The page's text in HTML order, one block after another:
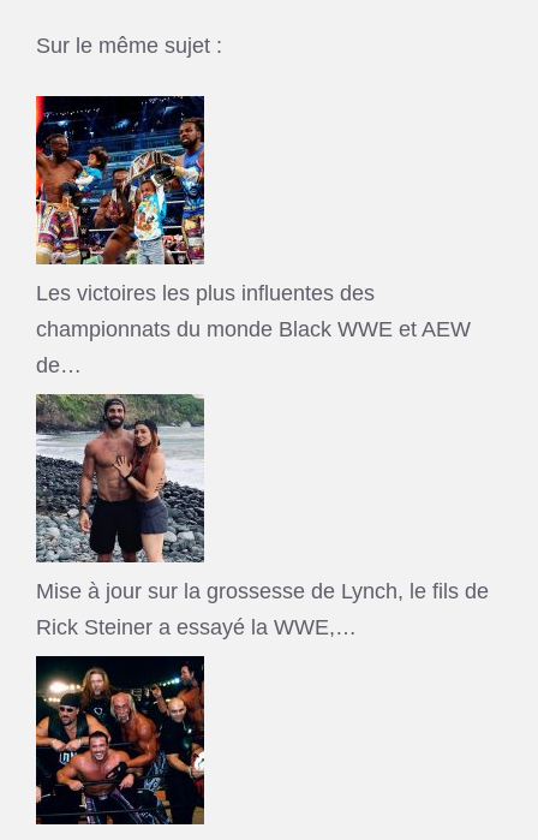
Sur le même sujet :
Les victoires les plus influentes des
championnats du monde Black WWE et AEW
de…
Mise à jour sur la grossesse de Lynch, le fils de
Rick Steiner a essayé la WWE,…